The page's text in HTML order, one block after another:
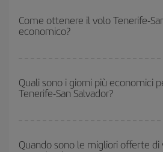
Come ottenere il volo Tenerife-
economico?
ottenere il volo più economico se eviti
anticipo e hai una certa flessibilità
Quali sono i giorni più economici
Tenerife-San Salvador?
consultare il nostro
motore di ricerca
Quando sono le migliori offerte di